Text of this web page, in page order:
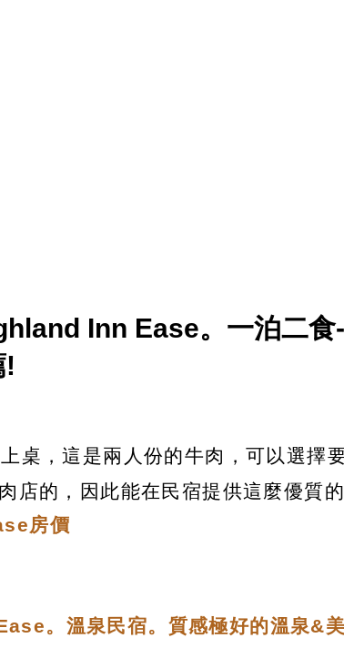
Inn Ease。一泊二食
!
桌，這是兩人份的牛肉，可以選擇
店的，因此能在民宿提供這麼優質
房價
。溫泉民宿。質感極好的溫泉&